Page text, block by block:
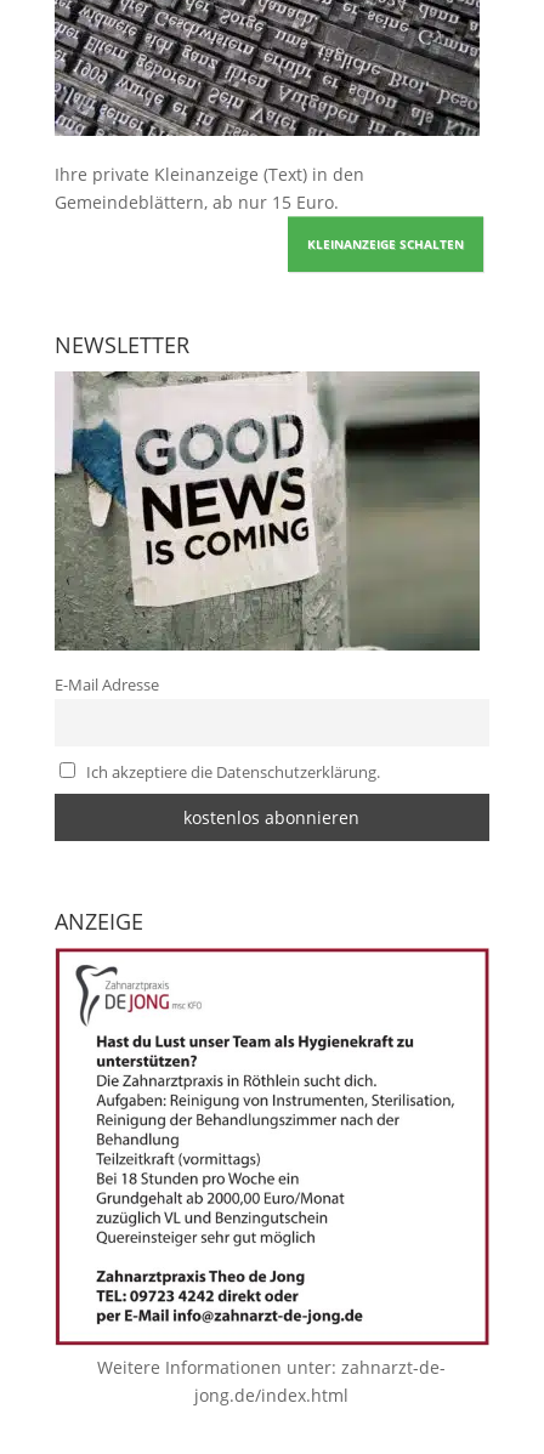
Ihre private Kleinanzeige (Text) in den
Gemeindeblättern, ab nur 15 Euro.
KLEINANZEIGE SCHALTEN
NEWSLETTER
E-Mail Adresse
Ich akzeptiere die Datenschutzerklärung.
ANZEIGE
Weitere Informationen unter:zahnarzt-de-
jong.de/index.html